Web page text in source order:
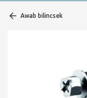
Awab bilincsek